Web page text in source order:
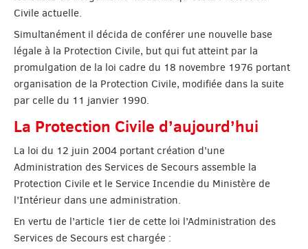
Civile actuelle.
Simultanément il décida de conférer une nouvelle base
légale à la Protection Civile, but qui fut atteint par la
promulgation de la loi cadre du 18 novembre 1976 portant
organisation de la Protection Civile, modifiée dans la suite
par celle du 11 janvier 1990.
La Protection Civile d’aujourd’hui
La loi du 12 juin 2004 portant création d’une
Administration des Services de Secours assemble la
Protection Civile et le Service Incendie du Ministère de
l’Intérieur dans une administration.
En vertu de l’article 1ier de cette loi l’Administration des
Services de Secours est chargée :